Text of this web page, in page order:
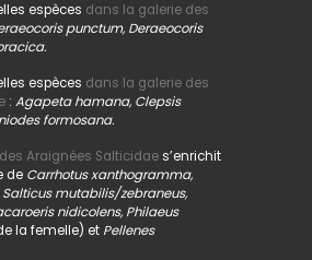
espèces dans la galerie des
punctum, Deraeocoris
espèces dans la galerie des
: Agapeta hamana, Clepsis
formosana.
Araignées Salticidaes’enrichit
de Carrhotus xanthogramma,
mutabilis/zebraneus,
nidicolens, Philaeus
la femelle) et Pellenes